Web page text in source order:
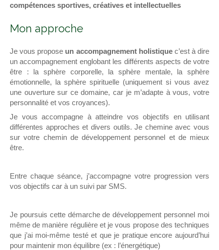
compétences sportives, créatives et intellectuelles
Mon approche
Je vous propose un accompagnement holistiquec’est à dire
un accompagnement englobant les différents aspects de votre
être : la sphère corporelle, la sphère mentale, la sphère
émotionnelle, la sphère spirituelle (uniquement si vous avez
une ouverture sur ce domaine, car je m’adapte à vous, votre
personnalité et vos croyances).
Je vous accompagne à atteindre vos objectifs en utilisant
différentes approches et divers outils. Je chemine avec vous
sur votre chemin de développement personnel et de mieux
être.
Entre chaque séance, j’accompagne votre progression vers
vos objectifs car à un suivi par SMS.
Je poursuis cette démarche de développement personnel moi
même de manière régulière et je vous propose des techniques
que j’ai moi-même testé et que je pratique encore aujourd’hui
pour maintenir mon équilibre (ex : l’énergétique)